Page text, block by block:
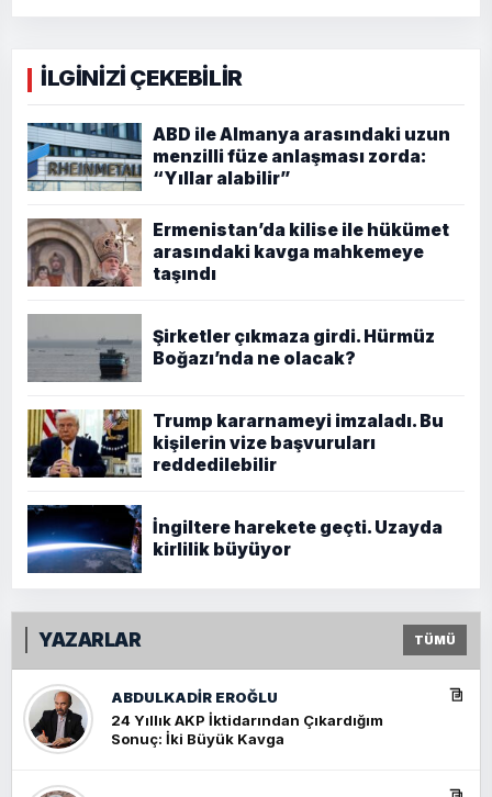
İLGİNİZİ ÇEKEBİLİR
ABD ile Almanya arasındaki uzun
menzilli füze anlaşması zorda:
“Yıllar alabilir”
Ermenistan’da kilise ile hükümet
arasındaki kavga mahkemeye
taşındı
Şirketler çıkmaza girdi. Hürmüz
Boğazı’nda ne olacak?
Trump kararnameyi imzaladı. Bu
kişilerin vize başvuruları
reddedilebilir
İngiltere harekete geçti. Uzayda
kirlilik büyüyor
YAZARLAR TÜMÜ
ABDULKADIR EROĞLU
24 Yıllık AKP İktidarından Çıkardığım
Sonuç: İki Büyük Kavga